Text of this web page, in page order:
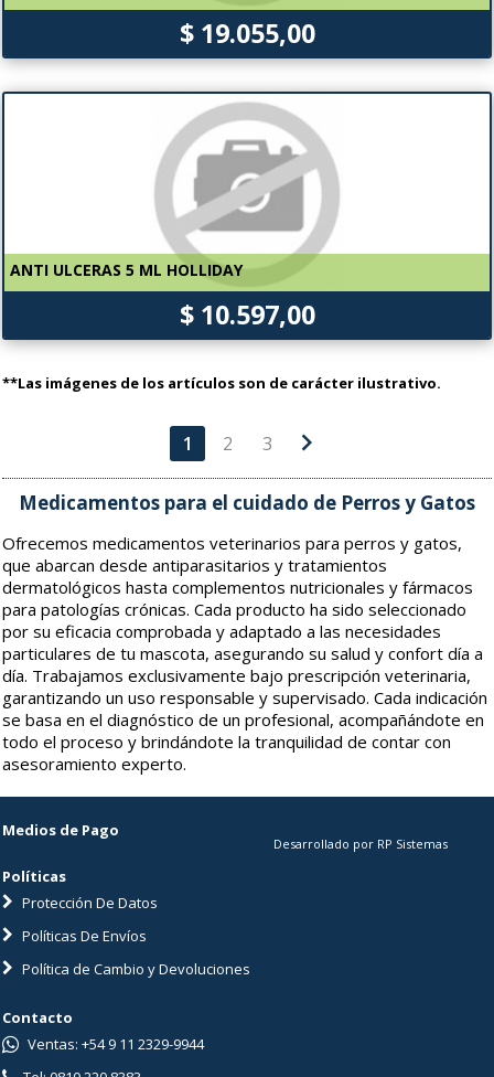
$ 19.055,00
ANTI ULCERAS 5 ML HOLLIDAY
$ 10.597,00
**Las imágenes de los artículos son de carácter ilustrativo.
1 2 3 chevron_right
Medicamentos para el cuidado de Perros y Gatos
Ofrecemos medicamentos veterinarios para perros y gatos,
que abarcan desde antiparasitarios y tratamientos
dermatológicos hasta complementos nutricionales y fármacos
para patologías crónicas. Cada producto ha sido seleccionado
por su eficacia comprobada y adaptado a las necesidades
particulares de tu mascota, asegurando su salud y confort día a
día. Trabajamos exclusivamente bajo prescripción veterinaria,
garantizando un uso responsable y supervisado. Cada indicación
se basa en el diagnóstico de un profesional, acompañándote en
todo el proceso y brindándote la tranquilidad de contar con
asesoramiento experto.
Medios de Pago
Políticas
Protección De Datos
Políticas De Envíos
Política de Cambio y Devoluciones
Desarrollado por RP Sistemas
Contacto
Ventas: +54 9 11 2329-9944